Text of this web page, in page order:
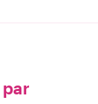
par